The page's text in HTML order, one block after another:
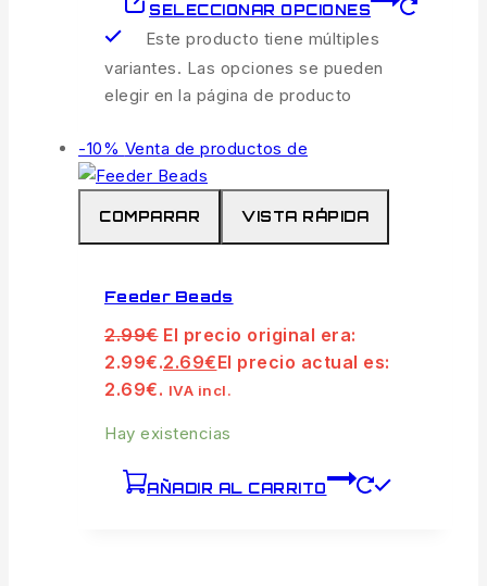
SELECCIONAR OPCIONES
Este producto tiene múltiples
variantes. Las opciones se pueden
elegir en la página de producto
-10% Venta de productos de
COMPARAR VISTA RÁPIDA
Feeder Beads
2.99€ El precio original era:
2.99€.2.69€El precio actual es:
2.69€. IVA incl.
Hay existencias
AÑADIR AL CARRITO